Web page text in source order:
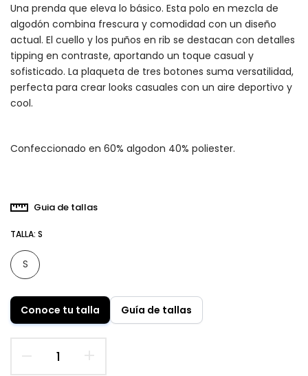
Una prenda que eleva lo básico. Esta polo en mezcla de
algodón combina frescura y comodidad con un diseño
actual. El cuello y los puños en rib se destacan con detalles
tipping en contraste, aportando un toque casual y
sofisticado. La plaqueta de tres botones suma versatilidad,
perfecta para crear looks casuales con un aire deportivo y
cool.
Confeccionado en 60% algodon 40% poliester.
Guia de tallas
TALLA: S
S
Conoce tu talla Guía de tallas